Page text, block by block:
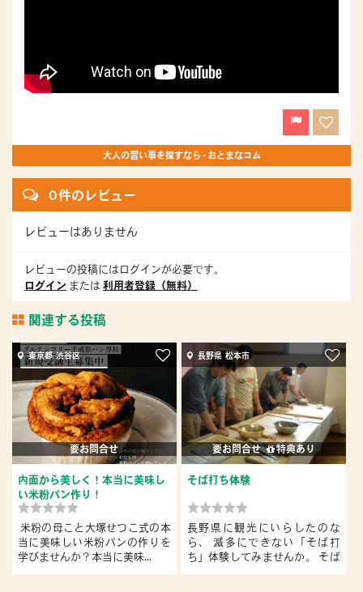
大人の習い事を探すなら - おとまなコム
0 件のレビュー
レビューはありません
レビューの投稿にはログインが必要です。
ログイン または 利用者登録（無料）
関連する投稿
東京都 渋谷区
要お問合せ
内面から美しく！本当に美味し
い米粉パン作り！
米粉の母こと大塚せつこ式の本
当に美味しい米粉パンの作りを
学びませんか？本当に美味...
長野県 松本市
要お問合せ 特典あり
そば打ち体験
長野県に観光にいらしたのな
ら、 滅多にできない「そば打
ち」体験してみませんか。 そば
粉に...